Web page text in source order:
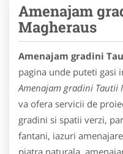
Amenajam
Magheraus
Amenajam gradini
pagina unde puteti gasi
Amenajam gradini Tautii
va ofera servicii de
gradini si spatii verzi,
fantani, iazuri
piatra naturala,